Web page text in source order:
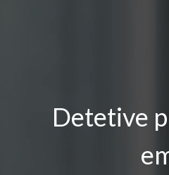
Detetive